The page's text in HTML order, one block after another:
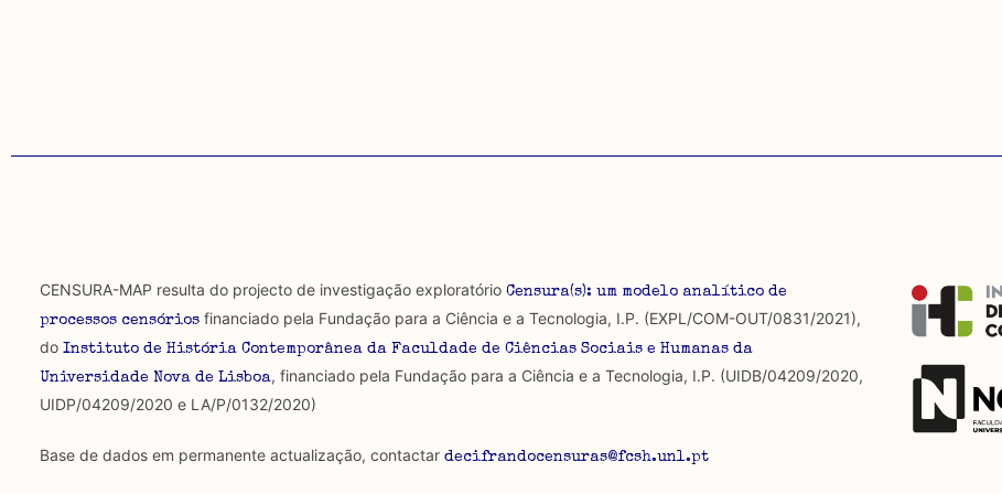
Os resultados obtidos podem ser exportados em formato .csv para importação em programas de folha de cálculo
CENSURA-MAP resulta do projecto de investigação exploratório Censura(s): um modelo analítico de
processos censóriosfinanciado pela Fundação para a Ciência e a Tecnologia, I.P. (EXPL/COM-OUT/0831/2021),
do Instituto de História Contemporânea da Faculdade de Ciências Sociais e Humanas da
Universidade Nova de Lisboa, financiado pela Fundação para a Ciência e a Tecnologia, I.P. (UIDB/04209/2020,
UIDP/04209/2020 e LA/P/0132/2020)
Base de dados em permanente actualização, contactar decifrandocensuras@fcsh.unl.pt